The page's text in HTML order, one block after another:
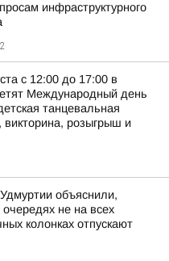
инфраструктурного
с 12:00 до 17:00 в
Международный день
танцевальная
викторина, розыгрыш и
объяснили,
не на всех
колонках отпускают